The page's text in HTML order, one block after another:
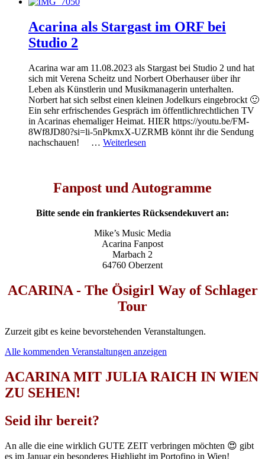
Acarina als Stargast im ORF bei
Studio 2
Acarina war am 11.08.2023 als Stargast bei Studio 2 und hat
sich mit Verena Scheitz und Norbert Oberhauser über ihr
Leben als Künstlerin und Musikmanagerin unterhalten.
Norbert hat sich selbst einen kleinen Jodelkurs eingebrockt 🙂
Ein sehr erfrischendes Gespräch im öffentlichrechtlichen TV
in Acarinas ehemaliger Heimat. HIER https://youtu.be/FM-
8Wf8JD80?si=li-5nPkmxX-UZRMB könnt ihr die Sendung
nachschauen! … Weiterlesen
Fanpost und Autogramme
Bitte sende ein frankiertes Rücksendekuvert an:
Mike’s Music Media
Acarina Fanpost
Marbach 2
64760 Oberzent
ACARINA - The Ösigirl Way of Schlager
Tour
Zurzeit gibt es keine bevorstehenden Veranstaltungen.
Alle kommenden Veranstaltungen anzeigen
ACARINA MIT JULIA RAICH IN WIEN
ZU SEHEN!
Seid ihr bereit?
An alle die eine wirklich GUTE ZEIT verbringen möchten 😍 gibt
es im Januar ein besonderes Highlight im Portofino in Wien!